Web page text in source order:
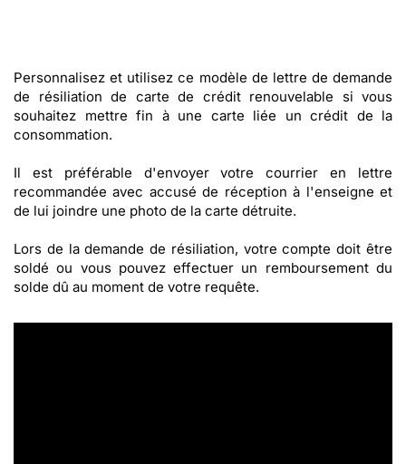
Personnalisez et utilisez ce modèle de lettre de demande
de résiliation de carte de crédit renouvelable si vous
souhaitez mettre fin à une carte liée un crédit de la
consommation.
Il est préférable d'envoyer votre courrier en lettre
recommandée avec accusé de réception à l'enseigne et
de lui joindre une photo de la carte détruite.
Lors de la demande de résiliation, votre compte doit être
soldé ou vous pouvez effectuer un remboursement du
solde dû au moment de votre requête.